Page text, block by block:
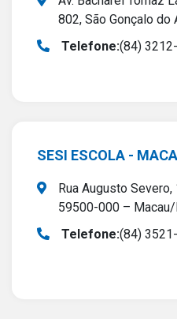
802, São Gonçalo do
Telefone:(84)
SESI ESCOLA -
Rua Augusto
59500-000 – Macau/
Telefone:(84)